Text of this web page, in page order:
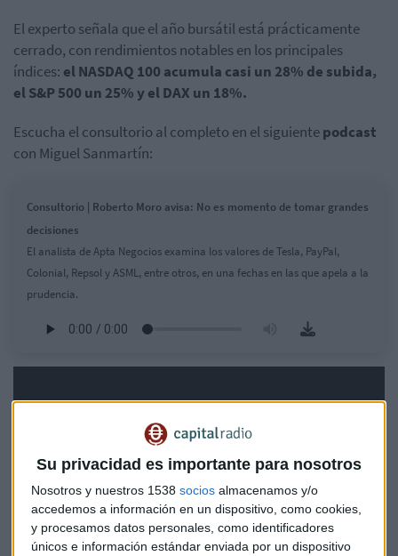
Su privacidad es importante para nosotros
Nosotros y nuestros 1538 socios almacenamos y/o
accedemos a información en un dispositivo, como cookies,
y procesamos datos personales, como identificadores
únicos e información estándar enviada por un dispositivo
El experto señala que el año bursátil está prácticamente
cerrado, con rendimientos notables en los principales
índices: el NASDAQ 100 acumula casi un 28% de subida,
el S&P 500 un 25% y el DAX un 18%.
Escucha el consultorio al completo en el siguientepodcast
con Miguel Sanmartín:
Consultorio | Roberto Moro avisa: No es momento de tomar grandes
decisiones
El analista de Apta Negocios examina los valores de Tesla, PayPal,
Colonial, Repsol y ASML, entre otros, en una fechas en las que apela a la
prudencia.